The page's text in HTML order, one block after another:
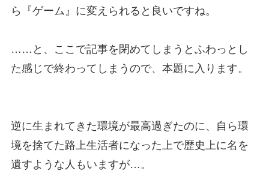
ら『ゲーム』に変えられると良いですね。
……と、ここで記事を閉めてしまうとふわっとし
た感じで終わってしまうので、本題に入ります。
逆に生まれてきた環境が最高過ぎたのに、自ら環
境を捨てた路上生活者になった上で歴史上に名を
遺すような人もいますが…。